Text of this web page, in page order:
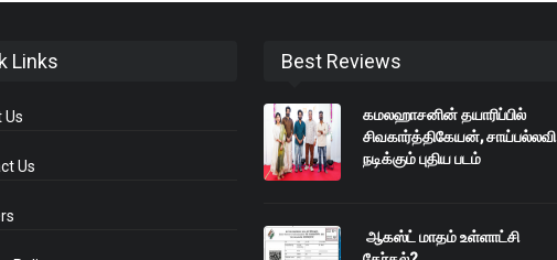
Links
Us
Us
Best Reviews
கமலஹாசனின் தயாரிப்பில்
சிவகார்த்திகேயன், சாய்பல்லவி
நடிக்கும் புதிய படம்
ஆகஸ்ட் மாதம் உள்ளாட்சி